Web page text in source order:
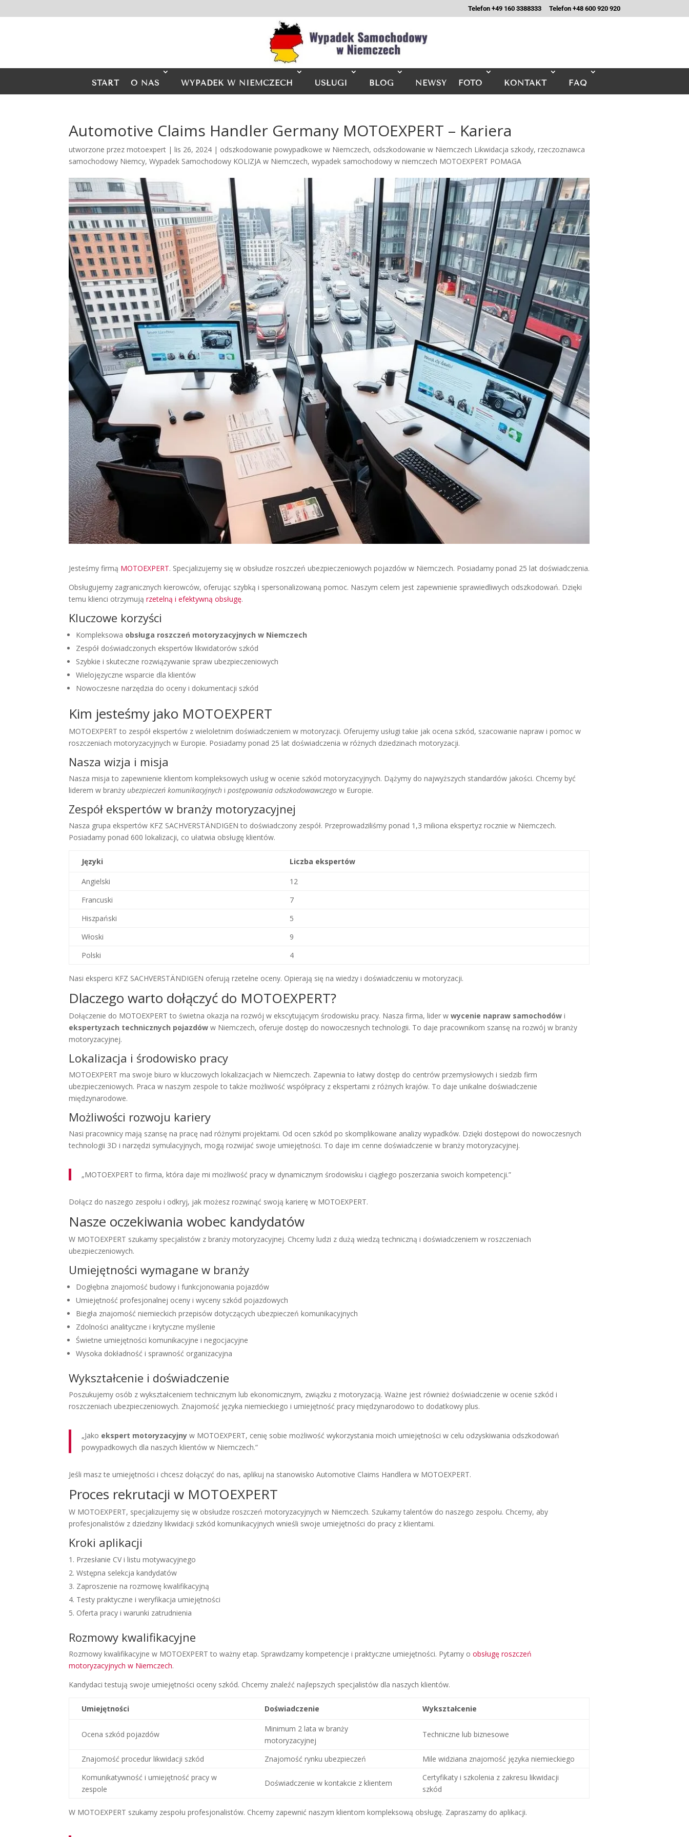
Telefon +49 160 3388333 Telefon +48 600 920 920
START O NAS WYPADEK W NIEMCZECH USŁUGI BLOG NEWSY FOTO KONTAKT FAQ
Automotive Claims Handler Germany MOTOEXPERT – Kariera
utworzone przezmotoexpert |lis 26, 2024 | odszkodowanie powypadkowe w Niemczech, odszkodowanie w Niemczech Likwidacja szkody,rzeczoznawca
samochodowy Niemcy,Wypadek Samochodowy KOLIZJA w Niemczech,wypadek samochodowy w niemczech MOTOEXPERT POMAGA
Jesteśmy firmą MOTOEXPERT. Specjalizujemy się w obsłudze roszczeń ubezpieczeniowych pojazdów w Niemczech. Posiadamy ponad 25 lat doświadczenia.
Obsługujemy zagranicznych kierowców, oferując szybką i spersonalizowaną pomoc. Naszym celem jest zapewnienie sprawiedliwych odszkodowań. Dzięki
temu klienci otrzymująrzetelną i efektywną obsługę.
Kluczowe korzyści
Kompleksowa obsługa roszczeń motoryzacyjnych w Niemczech
Zespół doświadczonych ekspertów likwidatorów szkód
Szybkie i skuteczne rozwiązywanie spraw ubezpieczeniowych
Wielojęzyczne wsparcie dla klientów
Nowoczesne narzędzia do oceny i dokumentacji szkód
Kim jesteśmy jako MOTOEXPERT
MOTOEXPERT to zespół ekspertów z wieloletnim doświadczeniem w motoryzacji. Oferujemy usługi takie jak ocena szkód, szacowanie napraw i pomoc w
roszczeniach motoryzacyjnych w Europie. Posiadamy ponad 25 lat doświadczenia w różnych dziedzinach motoryzacji.
Nasza wizja i misja
Nasza misja to zapewnienie klientom kompleksowych usług w ocenie szkód motoryzacyjnych. Dążymy do najwyższych standardów jakości. Chcemy być
liderem w branżyubezpieczeń komunikacyjnych ipostępowania odszkodowawczego w Europie.
Zespół ekspertów w branży motoryzacyjnej
Nasza grupa ekspertów KFZ SACHVERSTÄNDIGEN to doświadczony zespół. Przeprowadziliśmy ponad 1,3 miliona ekspertyz rocznie w Niemczech.
Posiadamy ponad 600 lokalizacji, co ułatwia obsługę klientów.
Języki Liczba ekspertów
Angielski
12
Francuski
7
Hiszpański
5
Włoski
9
Polski
4
Nasi eksperci KFZ SACHVERSTÄNDIGEN oferują rzetelne oceny. Opierają się na wiedzy i doświadczeniu w motoryzacji.
Dlaczego warto dołączyć do MOTOEXPERT?
Dołączenie do MOTOEXPERT to świetna okazja na rozwój w ekscytującym środowisku pracy. Nasza firma, lider wwycenie napraw samochodów i
ekspertyzach technicznych pojazdów w Niemczech, oferuje dostęp do nowoczesnych technologii. To daje pracownikom szansę na rozwój w branży
motoryzacyjnej.
Lokalizacja i środowisko pracy
MOTOEXPERT ma swoje biuro w kluczowych lokalizacjach w Niemczech. Zapewnia to łatwy dostęp do centrów przemysłowych i siedzib firm
ubezpieczeniowych. Praca w naszym zespole to także możliwość współpracy z ekspertami z różnych krajów. To daje unikalne doświadczenie
międzynarodowe.
Możliwości rozwoju kariery
Nasi pracownicy mają szansę na pracę nad różnymi projektami. Od ocen szkód po skomplikowane analizy wypadków. Dzięki dostępowi do nowoczesnych
technologii 3D i narzędzi symulacyjnych, mogą rozwijać swoje umiejętności. To daje im cenne doświadczenie w branży motoryzacyjnej.
„MOTOEXPERT to firma, która daje mi możliwość pracy w dynamicznym środowisku i ciągłego poszerzania swoich kompetencji.”
Dołącz do naszego zespołu i odkryj, jak możesz rozwinąć swoją karierę w MOTOEXPERT.
Nasze oczekiwania wobec kandydatów
W MOTOEXPERT szukamy specjalistów z branży motoryzacyjnej. Chcemy ludzi z dużą wiedzą techniczną i doświadczeniem w roszczeniach
ubezpieczeniowych.
Umiejętności wymagane w branży
Dogłębna znajomość budowy i funkcjonowania pojazdów
Umiejętność profesjonalnej oceny i wyceny szkód pojazdowych
Biegła znajomość niemieckich przepisów dotyczących ubezpieczeń komunikacyjnych
Zdolności analityczne i krytyczne myślenie
Świetne umiejętności komunikacyjne i negocjacyjne
Wysoka dokładność i sprawność organizacyjna
Wykształcenie i doświadczenie
Poszukujemy osób z wykształceniem technicznym lub ekonomicznym, związku z motoryzacją. Ważne jest również doświadczenie w ocenie szkód i
roszczeniach ubezpieczeniowych. Znajomość języka niemieckiego i umiejętność pracy międzynarodowo to dodatkowy plus.
„Jako ekspert motoryzacyjny w MOTOEXPERT, cenię sobie możliwość wykorzystania moich umiejętności w celu odzyskiwania odszkodowań
powypadkowych dla naszych klientów w Niemczech.”
Jeśli masz te umiejętności i chcesz dołączyć do nas, aplikuj na stanowisko Automotive Claims Handlera w MOTOEXPERT.
Proces rekrutacji w MOTOEXPERT
W MOTOEXPERT, specjalizujemy się w obsłudze roszczeń motoryzacyjnych w Niemczech. Szukamy talentów do naszego zespołu. Chcemy, aby
profesjonalistów z dziedziny likwidacji szkód komunikacyjnych wnieśli swoje umiejętności do pracy z klientami.
Kroki aplikacji
Przesłanie CV i listu motywacyjnego
Wstępna selekcja kandydatów
Zaproszenie na rozmowę kwalifikacyjną
Testy praktyczne i weryfikacja umiejętności
Oferta pracy i warunki zatrudnienia
Rozmowy kwalifikacyjne
Rozmowy kwalifikacyjne w MOTOEXPERT to ważny etap. Sprawdzamy kompetencje i praktyczne umiejętności. Pytamy oobsługę roszczeń
motoryzacyjnych w Niemczech.
Kandydaci testują swoje umiejętności oceny szkód. Chcemy znaleźć najlepszych specjalistów dla naszych klientów.
Umiejętności Doświadczenie Wykształcenie
Ocena szkód pojazdów
Minimum 2 lata w branży
motoryzacyjnej
Techniczne lub biznesowe
Znajomość procedur likwidacji szkód Znajomość rynku ubezpieczeń
Mile widziana znajomość języka niemieckiego
Komunikatywność i umiejętność pracy w
zespole
Doświadczenie w kontakcie z klientem
Certyfikaty i szkolenia z zakresu likwidacji
szkód
W MOTOEXPERT szukamy zespołu profesjonalistów. Chcemy zapewnić naszym klientom kompleksową obsługę. Zapraszamy do aplikacji.